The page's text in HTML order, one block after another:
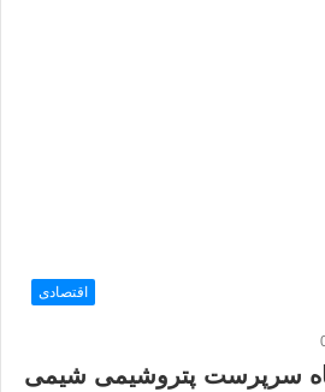
اقتصادی
سرپرست پتروشیمی شیمی